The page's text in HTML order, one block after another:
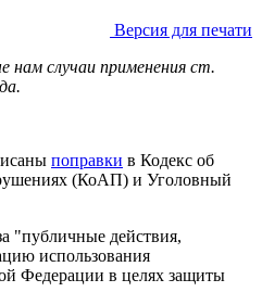
Версия для печати
нам случаи применения ст.
поправки в Кодекс об
(КоАП) и Уголовный
"публичные действия,
использования
Федерации в целях защиты